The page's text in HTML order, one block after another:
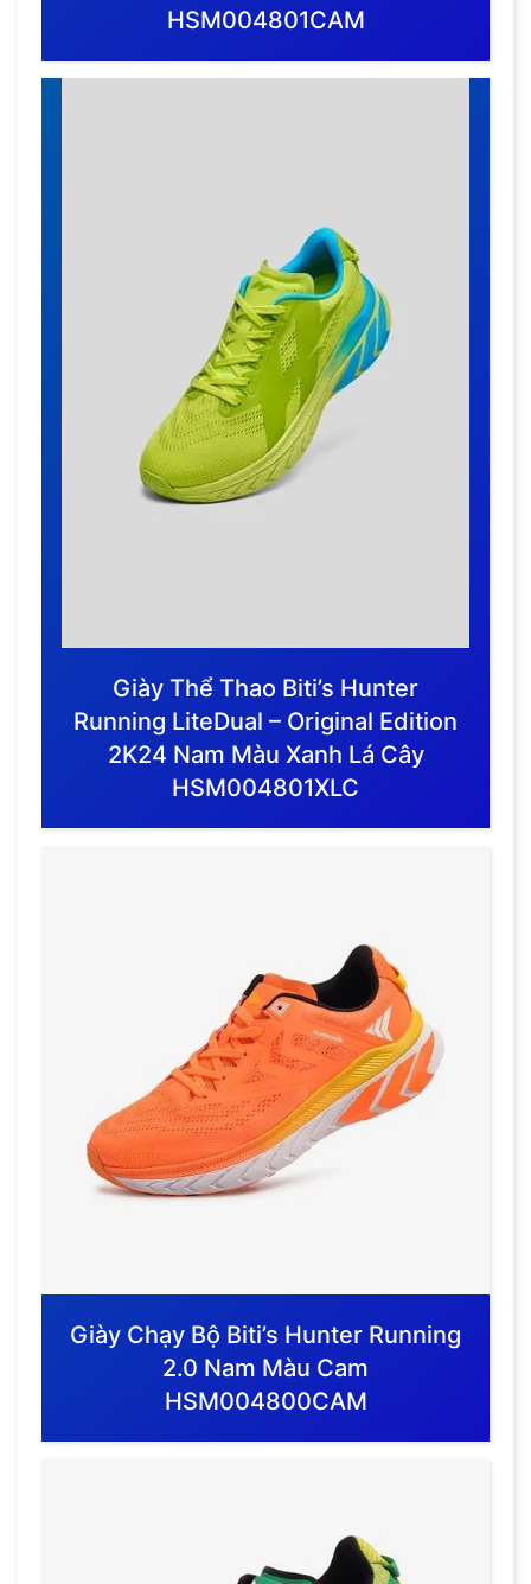
HSM004801CAM
Giày Thể Thao Biti’s Hunter
Running LiteDual – Original Edition
2K24 Nam Màu Xanh Lá Cây
HSM004801XLC
Giày Chạy Bộ Biti’s Hunter Running
2.0 Nam Màu Cam
HSM004800CAM